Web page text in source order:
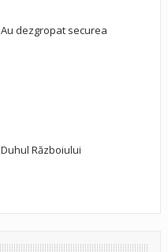
Au dezgropat securea
Duhul Războiului